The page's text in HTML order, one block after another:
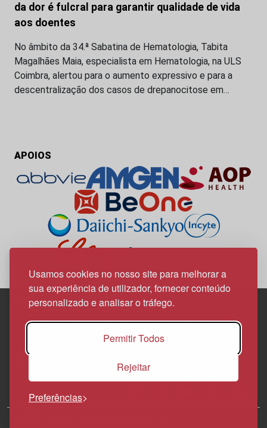
Usamos cookies no nosso site para melhorar a
sua experiência de utilizador, fornecer conteúdo
personalizado e analisar o tráfego.
Permitir Todos
Rejeitar
Preferências
da dor é fulcral para garantir qualidade de vida
aos doentes
No âmbito da 34.ª Sabatina de Hematologia, Tabita
Magalhães Maia, especialista em Hematologia, na ULS
Coimbra, alertou para o aumento expressivo e para a
descentralização dos casos de drepanocitose em…
APOIOS
Edif. Lisboa Oriente | Av. Infante D. Henrique, n.º 333H, esc.
1800-282 Lisboa | Portugal